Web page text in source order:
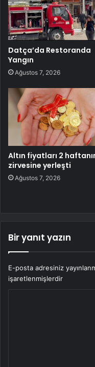
Datça’da Restoranda
Yangın
Ağustos 7, 2026
Altın fiyatları 2
zirvesine yerleşti
Ağustos 7, 2026
Bir yanıt yazın
E-posta adresiniz
işaretlenmişlerdir